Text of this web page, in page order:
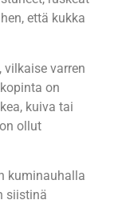
että kukka
varren
on
kuiva tai
ollut
kuminauhalla
siistinä